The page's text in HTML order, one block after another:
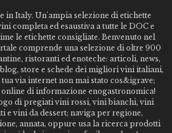
in Italy. Un'ampia selezione di etichette
completa ed esaustiva a tutte le DOC e
le etichette consigliate. Benvenuto nel
comprende una selezione di oltre 900
ristoranti ed enoteche: articoli, news,
store e schede dei migliori vini italiani,
via internet non mai stato cos&igrave;
di informazione enogastronomica!
di pregiati vini rossi, vini bianchi, vini
e vini da dessert; naviga per regione,
annata, oppure usa la ricerca prodotti